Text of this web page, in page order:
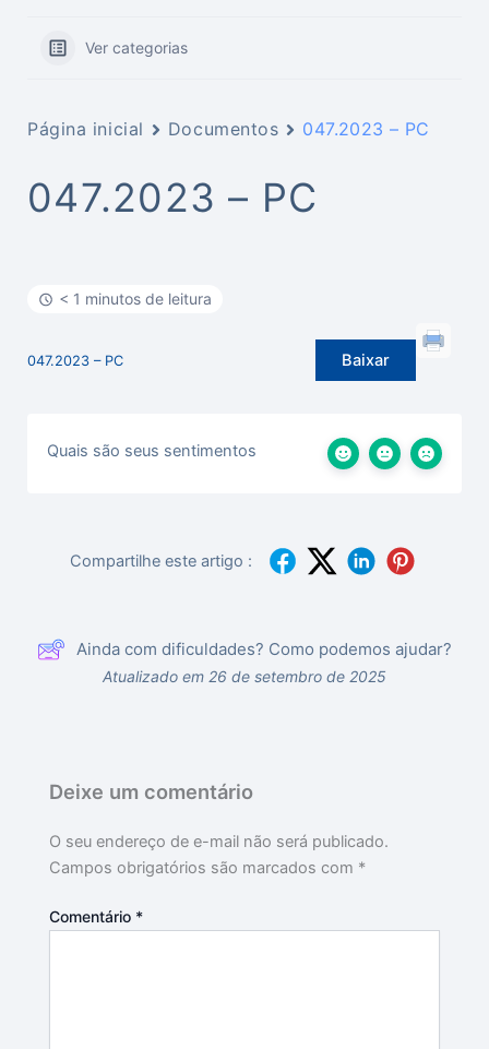
Ver categorias
Página inicial Documentos 047.2023 – PC
047.2023 – PC
< 1 minutos de leitura
047.2023 – PC Baixar
Quais são seus sentimentos
Compartilhe este artigo :
Ainda com dificuldades? Como podemos ajudar?
Atualizado em 26 de setembro de 2025
Deixe um comentário
O seu endereço de e-mail não será publicado.
Campos obrigatórios são marcados com *
Comentário *